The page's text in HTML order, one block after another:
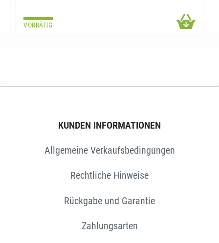
VORRÄTIG
KUNDEN INFORMATIONEN
Allgemeine Verkaufsbedingungen
Rechtliche Hinweise
Rückgabe und Garantie
Zahlungsarten